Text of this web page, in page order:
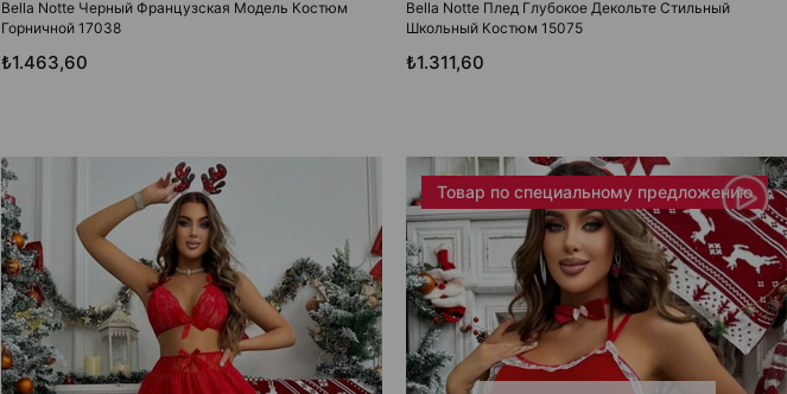
Bella Notte Черный Французская Модель Костюм
Горничной 17038
₺1.463,60
Bella Notte Плед Глубокое Декольте Стильный
Школьный Костюм 15075
₺1.311,60
Товар по специальному предложению